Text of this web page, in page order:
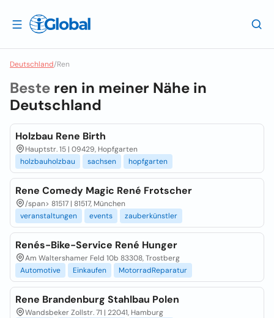
Deutschland/Ren
Beste ren in meiner Nähe in
Deutschland
Holzbau Rene Birth
Hauptstr. 15 | 09429, Hopfgarten
holzbauholzbau
sachsen hopfgarten
Rene Comedy Magic René Frotscher
/span> 81517 | 81517, München
veranstaltungen
events zauberkünstler
Renés-Bike-Service René Hunger
Am Waltershamer Feld 10b 83308, Trostberg
Automotive
Einkaufen MotorradReparatur
Rene Brandenburg Stahlbau Polen
Wandsbeker Zollstr. 71 | 22041, Hamburg